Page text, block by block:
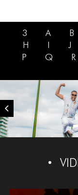
3 A B
H
I J
P
Q R